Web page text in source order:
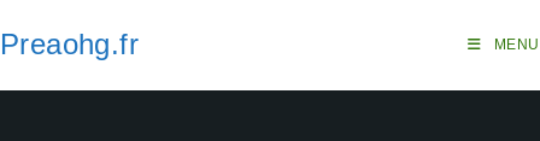
to
Preaohg.fr MENU